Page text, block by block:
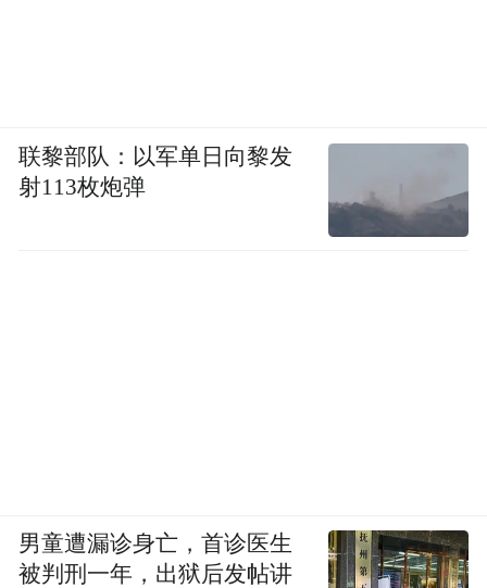
联黎部队：以军单日向黎发
射113枚炮弹
男童遭漏诊身亡，首诊医生
被判刑一年，出狱后发帖讲